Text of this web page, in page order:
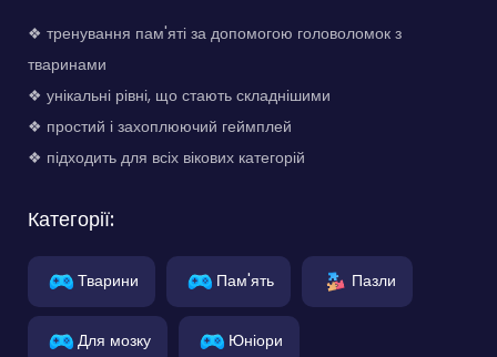
❖ тренування пам'яті за допомогою головоломок з
тваринами
❖ унікальні рівні, що стають складнішими
❖ простий і захоплюючий геймплей
❖ підходить для всіх вікових категорій
Категорії:
Тварини Пам'ять Пазли
Для мозку Юніори